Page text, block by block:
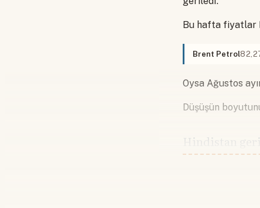
Bu hafta fiyatlar
Brent Petrol
Oysa Ağustos
Düşüşün
Hindistan